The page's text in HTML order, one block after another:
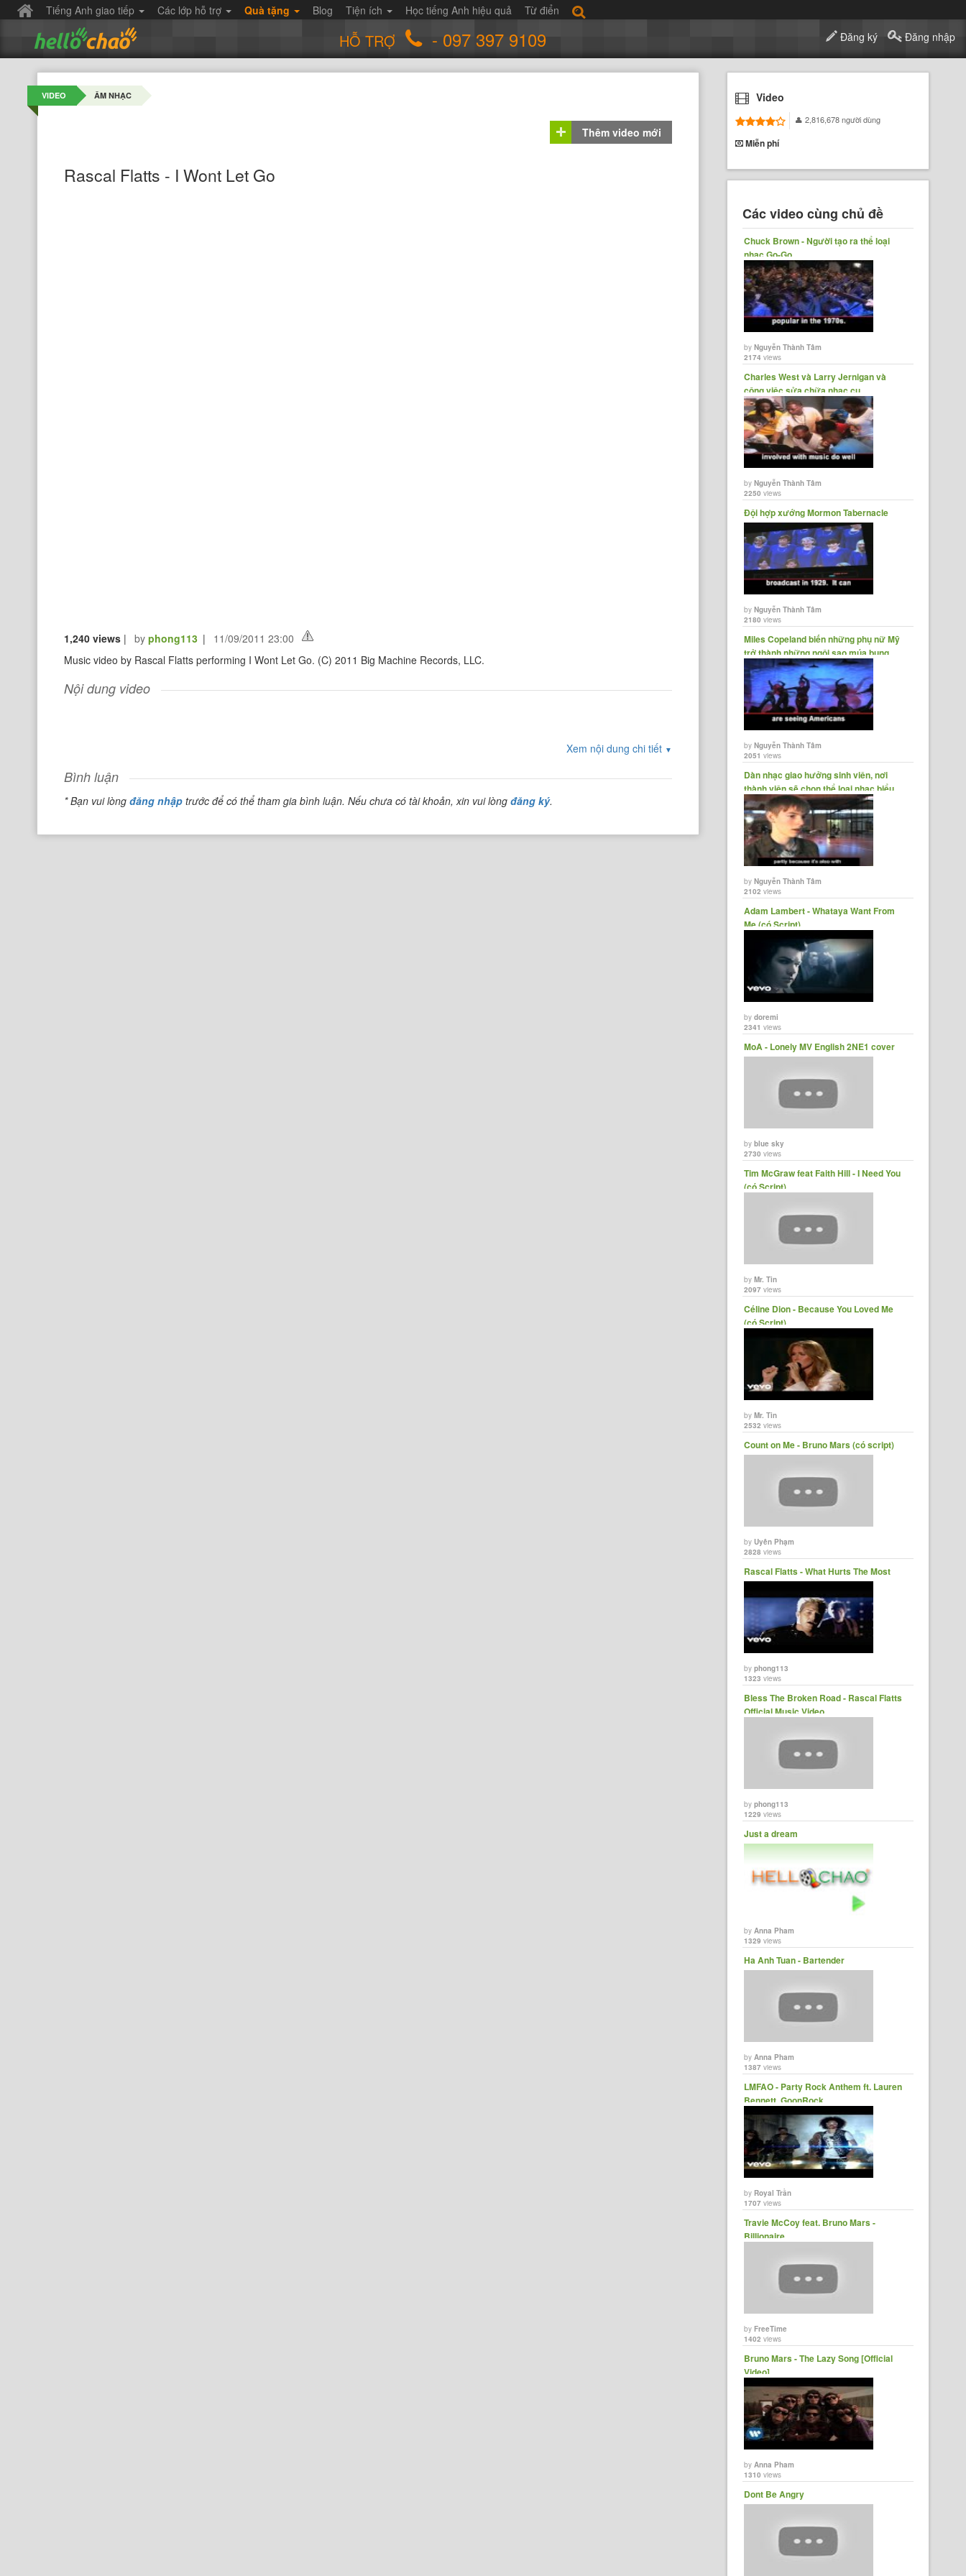
Tiếng Anh giao tiếp Các lớp hỗ trợ Quà tặng Blog Tiện ích Học tiếng Anh hiệu quả Từ điển
HỖ TRỢ - 097 397 9109 Đăng ký Đăng nhập
VIDEO ÂM NHẠC
Thêm video mới
Rascal Flatts - I Wont Let Go
1,240 views | byphong113 |
11/09/2011 23:00
Music video by Rascal Flatts performing I Wont Let Go. (C) 2011 Big Machine Records, LLC.
Nội dung video
Xem nội dung chi tiết ▼
Bình luận
* Bạn vui lòngđăng nhập trước để có thể tham gia bình luận. Nếu chưa có tài khoản, xin vui lòngđăng ký.
Video
2,816,678 người dùng
Miễn phí
Các video cùng chủ đề
Chuck Brown - Người tạo ra thể loại
nhạc Go-Go
byNguyễn Thành Tâm
2174 views
Charles West và Larry Jernigan và
công việc sửa chữa nhạc cụ
byNguyễn Thành Tâm
2250 views
Đội hợp xướng Mormon Tabernacle
byNguyễn Thành Tâm
2180 views
Miles Copeland biến những phụ nữ Mỹ
trở thành những ngôi sao múa bụng
byNguyễn Thành Tâm
2051 views
Dàn nhạc giao hưởng sinh viên, nơi
thành viên sẽ chọn thể loại nhạc biểu
diễn:......
byNguyễn Thành Tâm
2102 views
Adam Lambert - Whataya Want From
Me (có Script)
bydoremi
2341 views
MoA - Lonely MV English 2NE1 cover
byblue sky
2730 views
Tim McGraw feat Faith Hill - I Need You
(có Script)
byMr. Tin
2097 views
Céline Dion - Because You Loved Me
(có Script)
byMr. Tin
2532 views
Count on Me - Bruno Mars (có script)
byUyên Phạm
2828 views
Rascal Flatts - What Hurts The Most
byphong113
1323 views
Bless The Broken Road - Rascal Flatts
Official Music Video
byphong113
1229 views
Just a dream
byAnna Pham
1329 views
Ha Anh Tuan - Bartender
byAnna Pham
1387 views
LMFAO - Party Rock Anthem ft. Lauren
Bennett, GoonRock
by Royal Trần
1707 views
Travie McCoy feat. Bruno Mars -
Billionaire
byFreeTime
1402 views
Bruno Mars - The Lazy Song [Official
Video]
byAnna Pham
1310 views
Dont Be Angry